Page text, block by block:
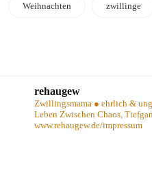
Weihnachten zwillinge
rehaugew
Zwillingsmama ● ehrlich &
Leben Zwischen Chaos,
www.rehaugew.de/impressum